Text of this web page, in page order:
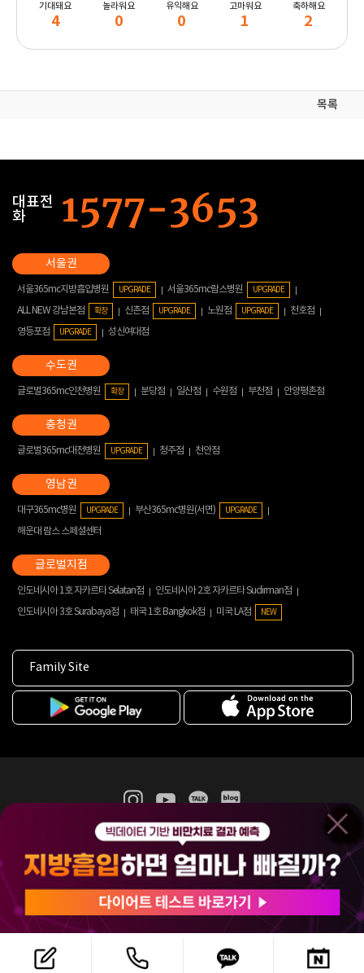
기대돼요
4
놀라워요
0
유익해요
0
고마워요
1
축하해요
2
목록
대표전
화
서울365mc지방흡입병원 UPGRADE 서울365mc람스병원 UPGRADE
ALL NEW 강남본점 확장 신촌점 UPGRADE 노원점 UPGRADE
천호점
영등포점
UPGRADE 성신여대점
글로벌365mc인천병원 확장 분당점 일산점 수원점 부천점 안양평촌점
글로벌365mc대전병원 UPGRADE 청주점 천안점
대구365mc병원 UPGRADE 부산365mc병원(서면) UPGRADE
해운대 람스 스페셜센터
인도네시아 1호 자카르타 Selatan점
인도네시아 2호 자카르타 Sudirman점
인도네시아 3호 Surabaya점
태국 1호 Bangkok점 미국 LA점 NEW
Family Site
365mc 병·의원 이용약관
홈페이지 이용약관
비급여진료수가
(주)365mcㅣ서울특별시 서초구 서초대로52길 7, 3~4층(서초동, 제일빌딩)
120-87-04354ㅣ김남철
COPYRIGHT(C) 2025 365mc. ALL RIGHTS RESERVED.